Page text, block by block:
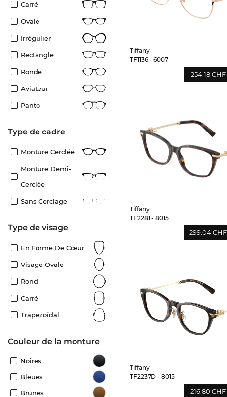
Carré
Ovale
Irrégulier
Rectangle
Ronde
Aviateur
Panto
Type de cadre
Monture Cerclée
Monture Demi-
Cerclée
Sans Cerclage
Type de visage
En Forme De Cœur
Visage Ovale
Rond
Carré
Trapezoïdal
Couleur de la monture
Noires
Bleues
Brunes
Tiffany
TF1136 - 6007
254.18 CHF
Tiffany
TF2281 - 8015
299.04 CHF
Tiffany
TF2237D - 8015
216.80 CHF